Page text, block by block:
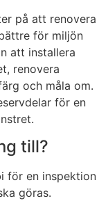
på att renovera
för miljön
att installera
renovera
och måla om.
för en
till?
för en inspektion
göras.